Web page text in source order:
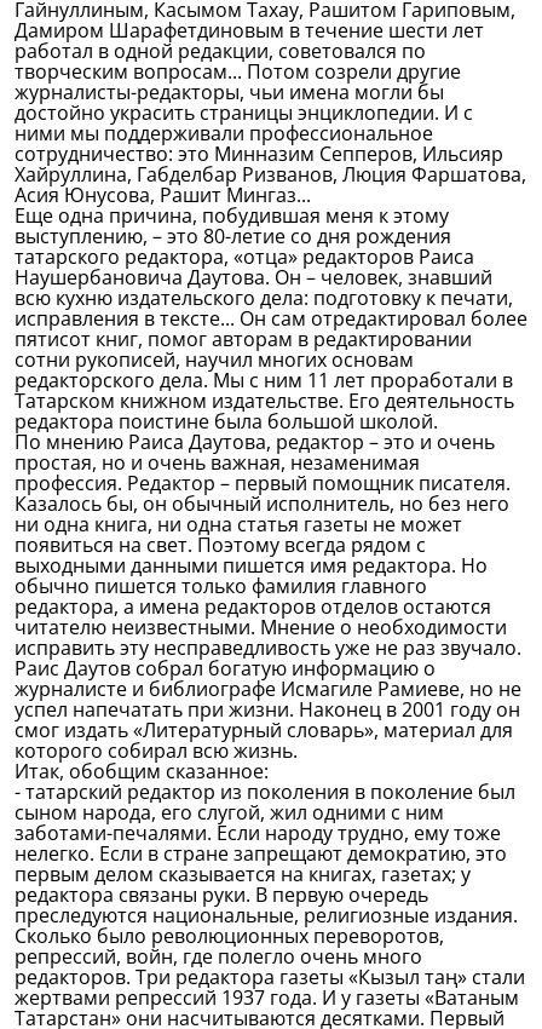
Гайнуллиным, Касымом Тахау, Рашитом Гариповым,
Дамиром Шарафетдиновым в течение шести лет
работал в одной редакции, советовался по
творческим вопросам... Потом созрели другие
журналисты-редакторы, чьи имена могли бы
достойно украсить страницы энциклопедии. И с
ними мы поддерживали профессиональное
сотрудничество: это Минназим Сепперов, Ильсияр
Хайруллина, Габделбар Ризванов, Люция Фаршатова,
Асия Юнусова, Рашит Мингаз...
Еще одна причина, побудившая меня к этому
выступлению, – это 80-летие со дня рождения
татарского редактора, «отца» редакторов Раиса
Наушербановича Даутова. Он – человек, знавший
всю кухню издательского дела: подготовку к печати,
исправления в тексте... Он сам отредактировал более
пятисот книг, помог авторам в редактировании
сотни рукописей, научил многих основам
редакторского дела. Мы с ним 11 лет проработали в
Татарском книжном издательстве. Его деятельность
редактора поистине была большой школой.
По мнению Раиса Даутова, редактор – это и очень
простая, но и очень важная, незаменимая
профессия. Редактор – первый помощник писателя.
Казалось бы, он обычный исполнитель, но без него
ни одна книга, ни одна статья газеты не может
появиться на свет. Поэтому всегда рядом с
выходными данными пишется имя редактора. Но
обычно пишется только фамилия главного
редактора, а имена редакторов отделов остаются
читателю неизвестными. Мнение о необходимости
исправить эту несправедливость уже не раз звучало.
Раис Даутов собрал богатую информацию о
журналисте и библиографе Исмагиле Рамиеве, но не
успел напечатать при жизни. Наконец в 2001 году он
смог издать «Литературный словарь», материал для
которого собирал всю жизнь.
Итак, обобщим сказанное:
- татарский редактор из поколения в поколение был
сыном народа, его слугой, жил одними с ним
заботами-печалями. Если народу трудно, ему тоже
нелегко. Если в стране запрещают демократию, это
первым делом сказывается на книгах, газетах; у
редактора связаны руки. В первую очередь
преследуются национальные, религиозные издания.
Сколько было революционных переворотов,
репрессий, войн, где полегло очень много
редакторов. Три редактора газеты «Кызыл таң» стали
жертвами репрессий 1937 года. И у газеты «Ватаным
Татарстан» они насчитываются десятками. Первый